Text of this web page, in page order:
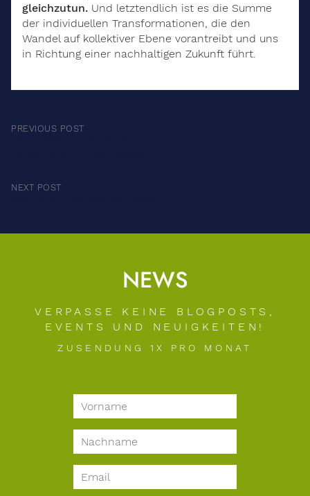
gleichzutun. Und letztendlich ist es die Summe
der individuellen Transformationen, die den
Wandel auf kollektiver Ebene vorantreibt und uns
in Richtung einer nachhaltigen Zukunft führt.
Post
PREVIOUS POST
NEXT POST
NEWS
VERPASSE KEINE BLOGPOSTS,
EVENTS UND NEUIGKEITEN!
ZUSENDUNG 1X PRO MONAT